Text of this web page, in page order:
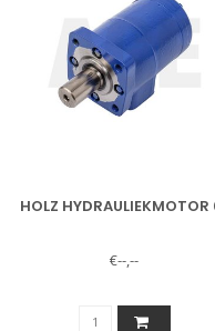
HOLZ HYDRAULIEKMOTOR
€--,--